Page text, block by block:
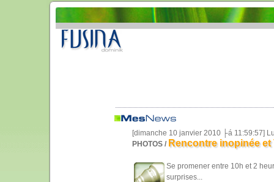
[dimanche 10 janvier 2010 ├á 11:59:57]
PHOTOS / Rencontre inopinée
Se promener entre 10h et 2
surprises...